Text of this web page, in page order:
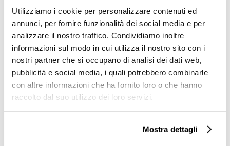
Utilizziamo i cookie per personalizzare contenuti ed
annunci, per fornire funzionalità dei social media e per
analizzare il nostro traffico. Condividiamo inoltre
informazioni sul modo in cui utilizza il nostro sito con i
nostri partner che si occupano di analisi dei dati web,
pubblicità e social media, i quali potrebbero combinarle
con altre informazioni che ha fornito loro o che hanno
raccolto dal suo utilizzo dei loro servizi.
Mostra dettagli
Miscelatore Lavabo medio
ZIP cromo Rubinetterie
Treemme
Miscelatore lavabo con
scarico e flex Oxford
Rubinetteria Bugnatese
inox cr tradizionale
€ 283,04 € 169,90